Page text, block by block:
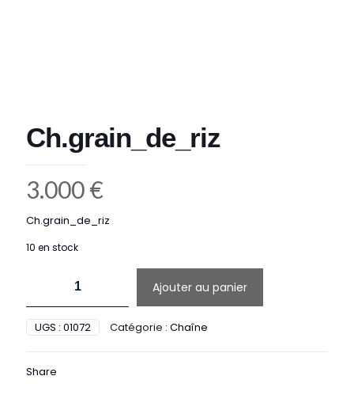
Ch.grain_de_riz
3.000€
Ch.grain_de_riz
10 en stock
Ch.grain_de_riz
Ajouter au panier
UGS : 01072 Catégorie : Chaîne
Share